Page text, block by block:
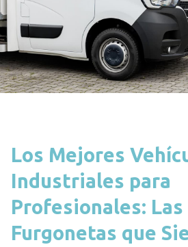
Los Mejores
Industriales para
Profesionales: Las
Furgonetas que